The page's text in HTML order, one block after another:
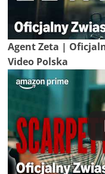
Agent Zeta |
Video Polska